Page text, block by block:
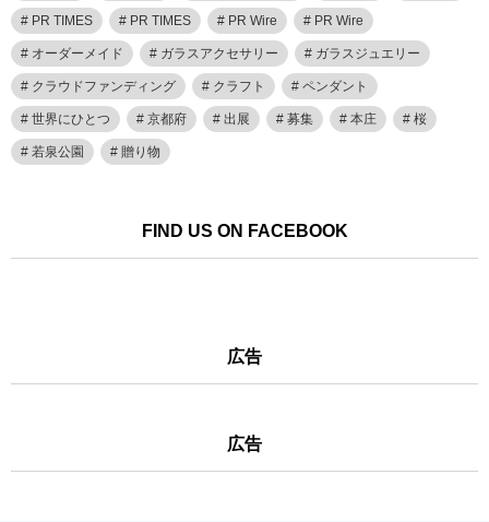
PR TIMES PR TIMES PR Wire PR Wire
オーダーメイド ガラスアクセサリー ガラスジュエリー
クラウドファンディング クラフト ペンダント
世界にひとつ 京都府 出展 募集 本庄 桜
若泉公園 贈り物
FIND US ON FACEBOOK
広告
広告